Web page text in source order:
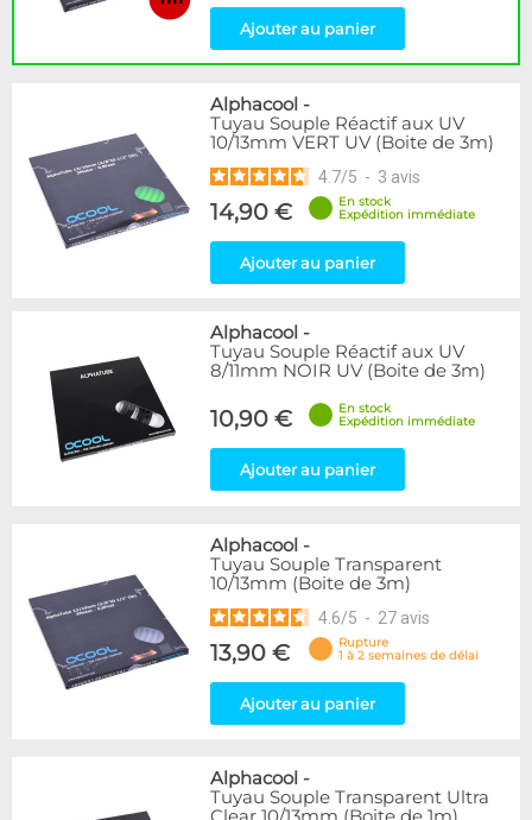
Ajouter au panier
Alphacool -
Tuyau Souple Réactif aux UV
10/13mm VERT UV (Boite de 3m)
4.7/5 - 3 avis
14,90 €
En stock
Expédition immédiate
Ajouter au panier
Alphacool -
Tuyau Souple Réactif aux UV
8/11mm NOIR UV (Boite de 3m)
10,90 €
En stock
Expédition immédiate
Ajouter au panier
Alphacool -
Tuyau Souple Transparent
10/13mm (Boite de 3m)
4.6/5 - 27 avis
13,90 €
Rupture
1 à 2 semaines de délai
Ajouter au panier
Alphacool -
Tuyau Souple Transparent Ultra